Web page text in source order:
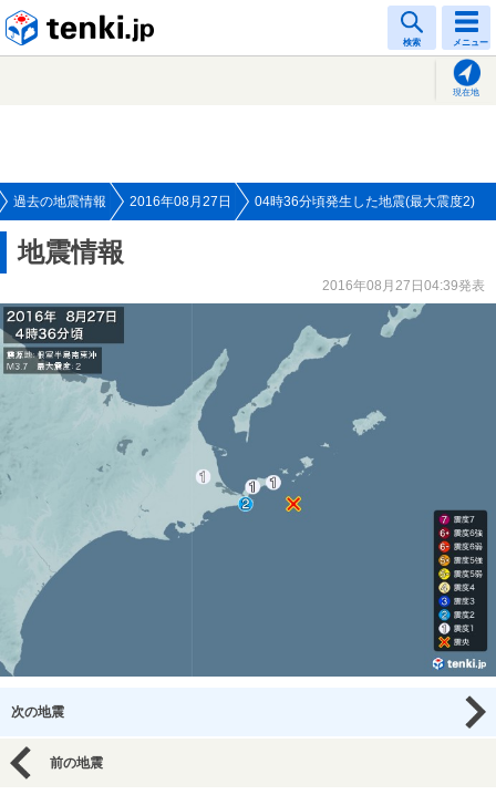
検索 メニュー
現在地
過去の地震情報 2016年08月27日 04時36分頃発生した地震(最大震度2)
地震情報
2016年08月27日04:39発表
次の地震
前の地震